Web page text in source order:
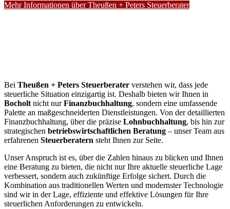
Mehr Informationen über Theußen + Peters Steuerberater
Bei Theußen + Peters Steuerberater verstehen wir, dass jede
steuerliche Situation einzigartig ist. Deshalb bieten wir Ihnen in
Bocholtnicht nurFinanzbuchhaltung, sondern eine umfassende
Palette an maßgeschneiderten Dienstleistungen. Von der detaillierten
Finanzbuchhaltung, über die präzise Lohnbuchhaltung, bis hin zur
strategischen betriebswirtschaftlichen Beratung – unser Team aus
erfahrenen Steuerberatern steht Ihnen zur Seite.
Unser Anspruch ist es, über die Zahlen hinaus zu blicken und Ihnen
eine Beratung zu bieten, die nicht nur Ihre aktuelle steuerliche Lage
verbessert, sondern auch zukünftige Erfolge sichert. Durch die
Kombination aus traditionellen Werten und modernster Technologie
sind wir in der Lage, effiziente und effektive Lösungen für Ihre
steuerlichen Anforderungen zu entwickeln.